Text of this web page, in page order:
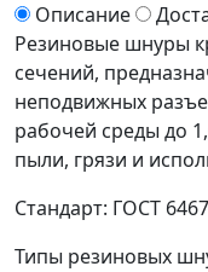
Описание
Резиновые шнуры
сечений,
неподвижных
рабочей среды до
пыли, грязи и
Стандарт: ГОСТ
Типы резиновых